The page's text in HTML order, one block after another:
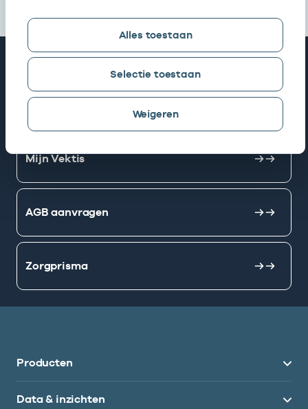
Alles toestaan
Selectie toestaan
Weigeren
Snel naar
AGB zoeken
Mijn Vektis
AGB aanvragen
Zorgprisma
Producten
Data & inzichten